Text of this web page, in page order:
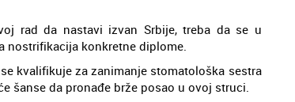
rad da nastavi izvan Srbije, treba da se u
nostrifikacija konkretne diplome.
kvalifikuje za zanimanje stomatološka sestra
šanse da pronađe brže posao u ovoj struci.